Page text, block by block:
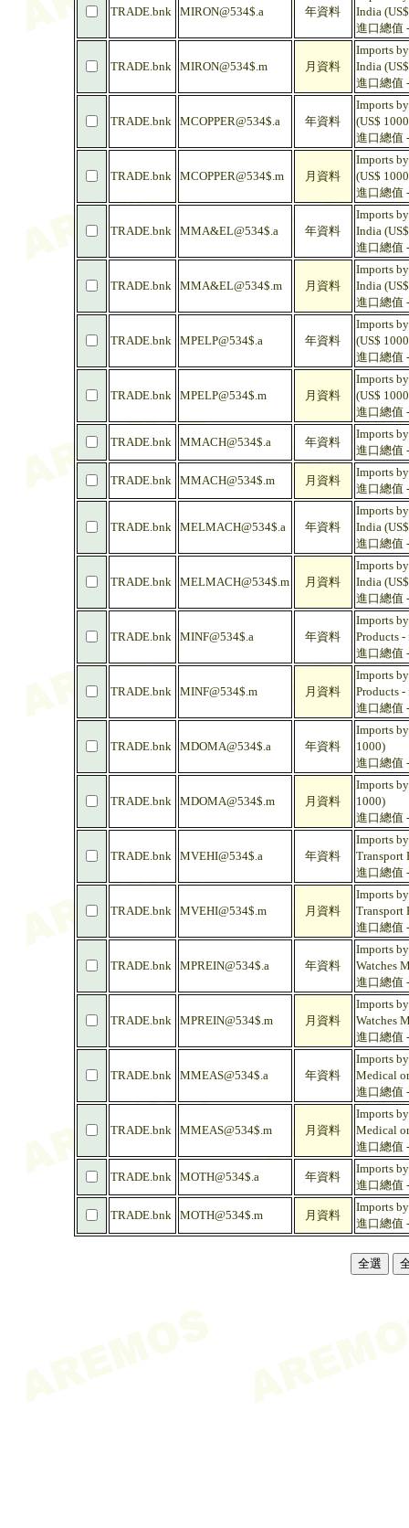
TRADE.bnk MIRON@534$.a 年資料
India
進口總值
TRADE.bnk MIRON@534$.m 月資料
Imports
India
進口總值
TRADE.bnk MCOPPER@534$.a 年資料
Imports
(US$
進口總值
TRADE.bnk MCOPPER@534$.m 月資料
Imports
(US$
進口總值
TRADE.bnk MMA&EL@534$.a 年資料
Imports
India
進口總值
TRADE.bnk MMA&EL@534$.m 月資料
Imports
India
進口總值
TRADE.bnk MPELP@534$.a 年資料
Imports
(US$
進口總值
TRADE.bnk MPELP@534$.m 月資料
Imports
(US$
進口總值
TRADE.bnk MMACH@534$.a 年資料
Imports
進口總值
TRADE.bnk MMACH@534$.m 月資料
Imports
進口總值
TRADE.bnk MELMACH@534$.a 年資料
Imports
India
進口總值
TRADE.bnk MELMACH@534$.m 月資料
Imports
India
進口總值
TRADE.bnk MINF@534$.a 年資料
Imports
Products
進口總值
TRADE.bnk MINF@534$.m 月資料
Imports
Products
進口總值
TRADE.bnk MDOMA@534$.a 年資料
Imports
1000)
進口總值
TRADE.bnk MDOMA@534$.m 月資料
Imports
1000)
進口總值
TRADE.bnk MVEHI@534$.a 年資料
Imports
Transport
進口總值
TRADE.bnk MVEHI@534$.m 月資料
Imports
Transport
進口總值
TRADE.bnk MPREIN@534$.a 年資料
Imports
Watches
進口總值
TRADE.bnk MPREIN@534$.m 月資料
Imports
Watches
進口總值
TRADE.bnk MMEAS@534$.a 年資料
Imports
Medical
進口總值
TRADE.bnk MMEAS@534$.m 月資料
Imports
Medical
進口總值
TRADE.bnk MOTH@534$.a 年資料
Imports
進口總值
TRADE.bnk MOTH@534$.m 月資料
Imports
進口總值